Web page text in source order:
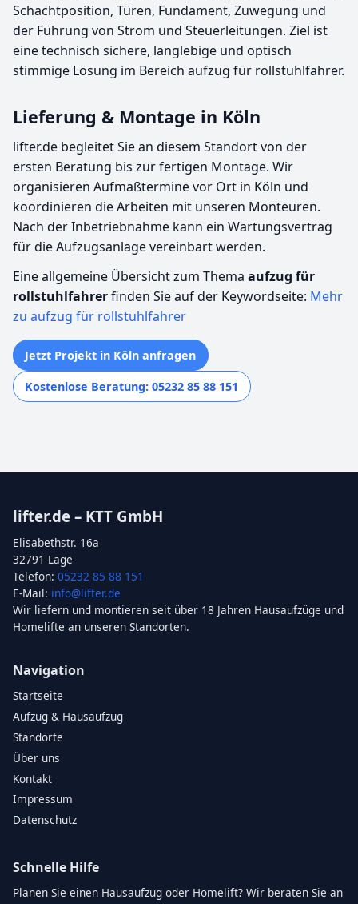
Schachtposition, Türen, Fundament, Zuwegung und
der Führung von Strom und Steuerleitungen. Ziel ist
eine technisch sichere, langlebige und optisch
stimmige Lösung im Bereich aufzug für rollstuhlfahrer.
Lieferung & Montage in Köln
lifter.de begleitet Sie an diesem Standort von der
ersten Beratung bis zur fertigen Montage. Wir
organisieren Aufmaßtermine vor Ort in Köln und
koordinieren die Arbeiten mit unseren Monteuren.
Nach der Inbetriebnahme kann ein Wartungsvertrag
für die Aufzugsanlage vereinbart werden.
Eine allgemeine Übersicht zum Thema aufzug für
rollstuhlfahrerfinden Sie auf der Keywordseite: Mehr
zu aufzug für rollstuhlfahrer
Jetzt Projekt in Köln anfragen
Kostenlose Beratung: 05232 85 88 151
lifter.de – KTT GmbH
Elisabethstr. 16a
32791 Lage
Telefon: 05232 85 88 151
E-Mail: info@lifter.de
Wir liefern und montieren seit über 18 Jahren Hausaufzüge und
Homelifte an unseren Standorten.
Navigation
Startseite
Aufzug & Hausaufzug
Standorte
Über uns
Kontakt
Impressum
Datenschutz
Schnelle Hilfe
Planen Sie einen Hausaufzug oder Homelift? Wir beraten Sie an